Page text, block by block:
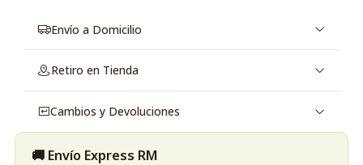
convierte en un excelente complemento para cualquier
ocasión. No esperes más para experimentar la diferencia.
Visita nuestro sitio para obtener más información y no te
Envío a Domicilio
Retiro en Tienda
Cambios y Devoluciones
🚚 Envío Express RM